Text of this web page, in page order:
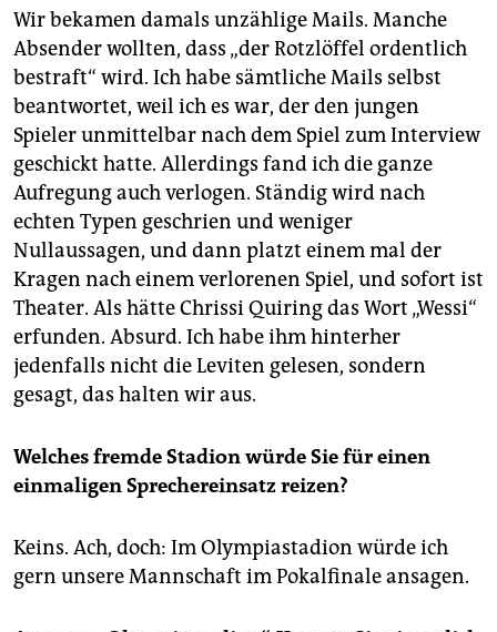
Wir bekamen damals unzählige Mails. Manche
Absender wollten, dass „der Rotzlöffel ordentlich
bestraft“ wird. Ich habe sämtliche Mails selbst
beantwortet, weil ich es war, der den jungen
Spieler unmittelbar nach dem Spiel zum Interview
geschickt hatte. Allerdings fand ich die ganze
Aufregung auch verlogen. Ständig wird nach
echten Typen geschrien und weniger
Nullaussagen, und dann platzt einem mal der
Kragen nach einem verlorenen Spiel, und sofort ist
Theater. Als hätte Chrissi Quiring das Wort „Wessi“
erfunden. Absurd. Ich habe ihm hinterher
jedenfalls nicht die Leviten gelesen, sondern
gesagt, das halten wir aus.
Welches fremde Stadion würde Sie für einen
einmaligen Sprechereinsatz reizen?
Keins. Ach, doch: Im Olym­piastadion würde ich
gern unsere Mannschaft im Pokalfinale ansagen.